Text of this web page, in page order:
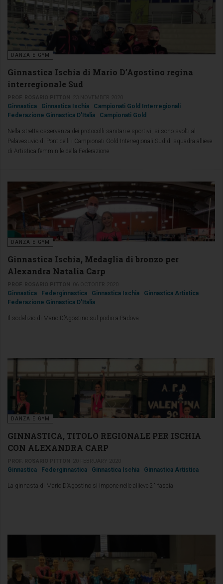
DANZA E GYM
Ginnastica Ischia di Mario D’Agostino regina
interregionale Sud
Ginnastica Ginnastica Ischia
Campionati Gold Interregionali
Federazione Ginnastica D'Italia
Campionati Gold
Nella stretta osservanza dei protocolli sanitari e sportivi, si sono svolti al
Palavesuvio di Ponticelli i Campionati Gold Interregionali Sud di squadra allieve
di Artistica femminile della Federazione
DANZA E GYM
Ginnastica Ischia, Medaglia di bronzo per
Alexandra Natalia Carp
Ginnastica Federginnastica Ginnastica Ischia
Ginnastica Artistica
Federazione Ginnastica D'Italia
Il sodalizio di Mario D’Agostino sul podio a Padova
DANZA E GYM
GINNASTICA, TITOLO REGIONALE PER ISCHIA
CON ALEXANDRA CARP
Ginnastica Federginnastica Ginnastica Ischia Ginnastica Artistica
La ginnasta di Mario D’Agostino si impone nelle allieve 2^ fascia